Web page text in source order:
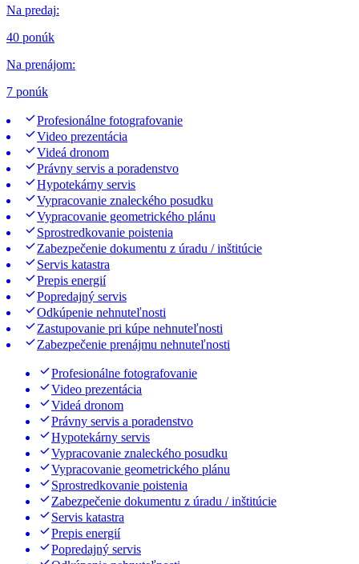
Na predaj:
40 ponúk
Na prenájom:
7 ponúk
Profesionálne fotografovanie
Video prezentácia
Videá dronom
Právny servis a poradenstvo
Hypotekárny servis
Vypracovanie znaleckého posudku
Vypracovanie geometrického plánu
Sprostredkovanie poistenia
Zabezpečenie dokumentu z úradu / inštitúcie
Servis katastra
Prepis energií
Popredajný servis
Odkúpenie nehnuteľnosti
Zastupovanie pri kúpe nehnuteľnosti
Zabezpečenie prenájmu nehnuteľnosti
Profesionálne fotografovanie
Video prezentácia
Videá dronom
Právny servis a poradenstvo
Hypotekárny servis
Vypracovanie znaleckého posudku
Vypracovanie geometrického plánu
Sprostredkovanie poistenia
Zabezpečenie dokumentu z úradu / inštitúcie
Servis katastra
Prepis energií
Popredajný servis